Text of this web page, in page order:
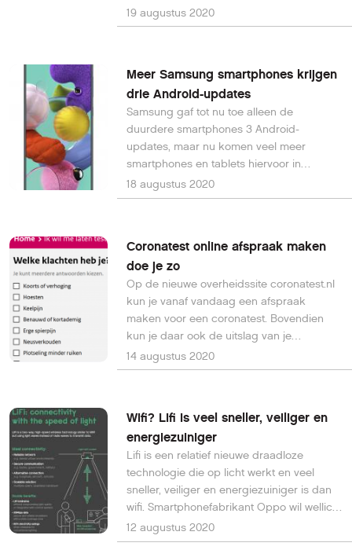
vliegen met drones die per 31 december
dit jaar gaat gelden? Lees hier de review
19 augustus 2020
Meer Samsung smartphones krijgen
drie Android-updates
Samsung gaf tot nu toe alleen de
duurdere smartphones 3 Android-
updates, maar nu komen veel meer
smartphones en tablets hiervoor in
aanmerking zoals de Galaxy A71, A51 en
de S10 en S20-serie.
18 augustus 2020
Coronatest online afspraak maken
doe je zo
Op de nieuwe overheidssite coronatest.nl
kun je vanaf vandaag een afspraak
maken voor een coronatest. Bovendien
kun je daar ook de uitslag van je
coronatest opvragen.
14 augustus 2020
Wifi? Lifi is veel sneller, veiliger en
energiezuiniger
Lifi is een relatief nieuwe draadloze
technologie die op licht werkt en veel
sneller, veiliger en energiezuiniger is dan
wifi. Smartphonefabrikant Oppo wil wellicht
Lifi toepassen in haar smartphones, maar
wat is Lifi, hoe werkt het en wat zijn de
12 augustus 2020